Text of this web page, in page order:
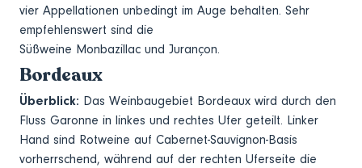
vier Appellationen unbedingt im Auge behalten. Sehr
empfehlenswert sind die
Süßweine Monbazillac und Jurançon.
Bordeaux
Überblick: Das Weinbaugebiet Bordeaux wird durch den
Fluss Garonne in linkes und rechtes Ufer geteilt. Linker
Hand sind Rotweine auf Cabernet-Sauvignon-Basis
vorherrschend, während auf der rechten Uferseite die